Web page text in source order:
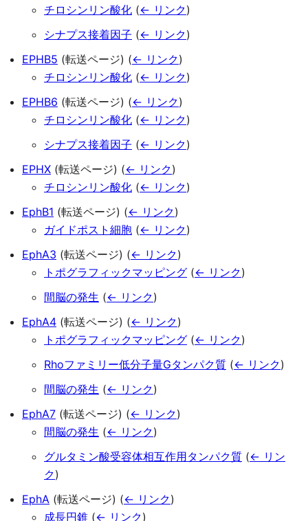
チロシンリン酸化 (← リンク)
シナプス接着因子 (← リンク)
EPHB5 (転送ページ) (← リンク)
チロシンリン酸化 (← リンク)
EPHB6 (転送ページ) (← リンク)
チロシンリン酸化 (← リンク)
シナプス接着因子 (← リンク)
EPHX (転送ページ) (← リンク)
チロシンリン酸化 (← リンク)
EphB1 (転送ページ) (← リンク)
ガイドポスト細胞 (← リンク)
EphA3 (転送ページ) (← リンク)
トポグラフィックマッピング (← リンク)
間脳の発生 (← リンク)
EphA4 (転送ページ) (← リンク)
トポグラフィックマッピング (← リンク)
Rhoファミリー低分子量Gタンパク質 (← リンク)
間脳の発生 (← リンク)
EphA7 (転送ページ) (← リンク)
間脳の発生 (← リンク)
グルタミン酸受容体相互作用タンパク質 (← リン
ク)
EphA (転送ページ) (← リンク)
成長円錐 (← リンク)